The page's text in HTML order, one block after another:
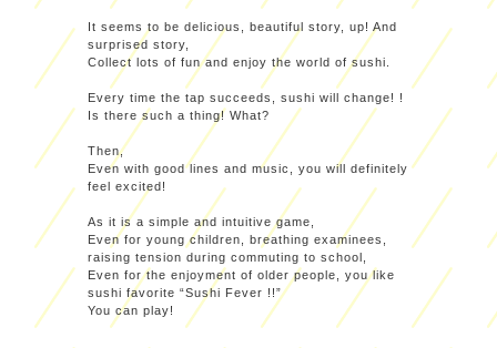
It seems to be delicious, beautiful story, up! And
surprised story,
Collect lots of fun and enjoy the world of sushi.
Every time the tap succeeds, sushi will change! !
Is there such a thing! What?
Then,
Even with good lines and music, you will definitely
feel excited!
As it is a simple and intuitive game,
Even for young children, breathing examinees,
raising tension during commuting to school,
Even for the enjoyment of older people, you like
sushi favorite “Sushi Fever !!”
You can play!